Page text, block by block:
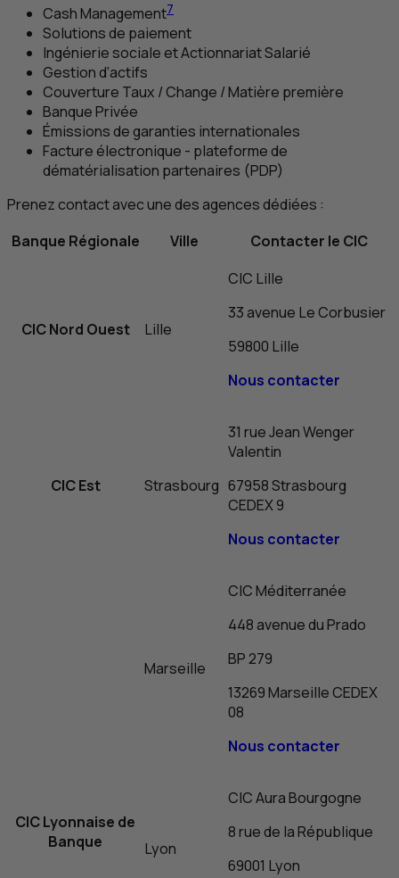
Cash Management7
Solutions de paiement
Ingénierie sociale et Actionnariat Salarié
Gestion d’actifs
Couverture Taux / Change / Matière première
Banque Privée
Émissions de garanties internationales
Facture électronique - plateforme de
dématérialisation partenaires (PDP)
Prenez contact avec une des agences dédiées :
Banque Régionale
Ville Contacter le CIC
CICNord Ouest Lille
CIC Lille
33 avenue Le Corbusier
59800 Lille
Nous contacter
CICEst Strasbourg
31 rue Jean Wenger
Valentin
67958 Strasbourg
CEDEX 9
Nous contacter
CICLyonnaise de
Banque
Marseille
CICMéditerranée
448 avenue du Prado
BP279
13269 Marseille CEDEX
08
Nous contacter
Lyon
CICAura Bourgogne
8 rue de la République
69001 Lyon